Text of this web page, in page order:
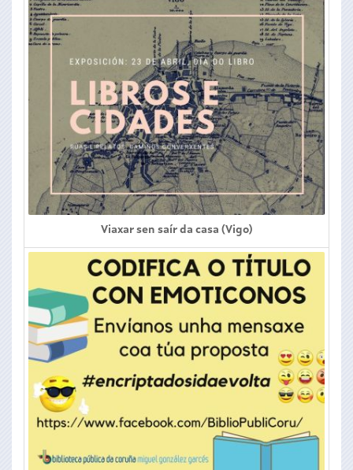
Viaxar sen saír da casa (Vigo)